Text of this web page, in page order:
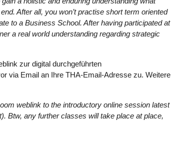
After all, you won’t practise short term oriented
to a Business School. After having participated at
a real world understanding regarding strategic
zur digital durchgeführten
via Email an Ihre THA-Email-Adresse zu. Weitere
weblink to the introductory online session latest
Btw, any further classes will take place at place,